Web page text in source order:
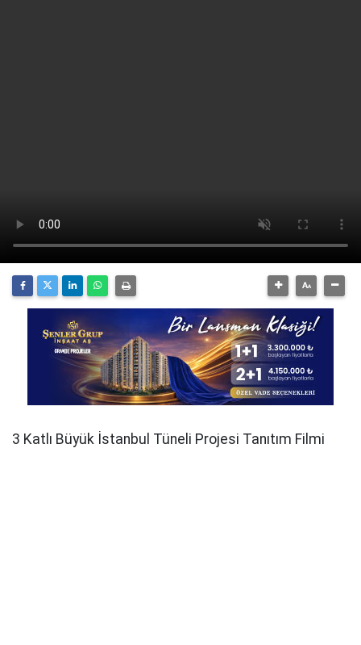
3 Katlı Büyük İstanbul Tüneli Projesi Tanıtım Filmi